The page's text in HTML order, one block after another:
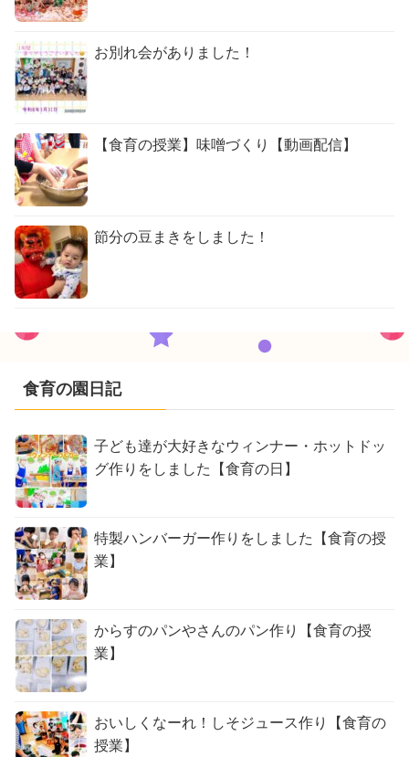
お別れ会がありました！
【食育の授業】味噌づくり【動画配信】
節分の豆まきをしました！
食育の園日記
子ども達が大好きなウィンナー・ホットドッ
グ作りをしました【食育の日】
特製ハンバーガー作りをしました【食育の授
業】
からすのパンやさんのパン作り【食育の授
業】
おいしくなーれ！しそジュース作り【食育の
授業】